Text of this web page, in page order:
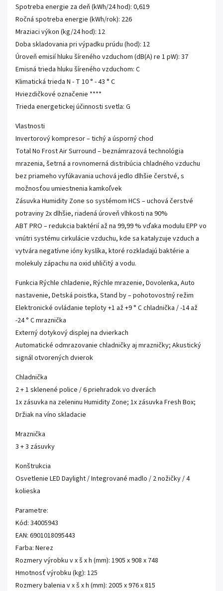
Spotreba energie za deň (kWh/24 hod): 0,619
Ročná spotreba energie (kWh/rok): 226
Mraziaci výkon (kg/24 hod): 12
Doba skladovania pri výpadku prúdu (hod): 12
Úroveň emisií hluku šíreného vzduchom (dB(A) re 1 pW): 37
Emisná trieda hluku šíreného vzduchom: C
Klimatická trieda N - T 10 ° - 43 ° C
Hviezdičkové označenie ****
Trieda energetickej účinnosti svetla: G
Vlastnosti
Invertorový kompresor – tichý a úsporný chod
Total No Frost Air Surround – beznámrazová technológia
mrazenia, šetrná a rovnomerná distribúcia chladného vzduchu
bez priameho vyfúkavania uchová jedlo dlhšie čerstvé, s
možnosťou umiestnenia kamkoľvek
Zásuvka Humidity Zone so systémom HCS – uchová čerstvé
potraviny 2x dlhšie, riadená úroveň vlhkosti na 90%
ABT PRO – redukcia baktérií až na 99,99 % vďaka modulu EPP vo
vnútri systému cirkulácie vzduchu, kde sa katalyzuje vzduch a
vytvára negatívne ióny kyslíka, ktoré rozkladajú baktérie a
molekuly zápachu na oxid uhličitý a vodu.
Funkcia Rýchle chladenie, Rýchle mrazenie, Dovolenka, Auto
nastavenie, Detská poistka, Stand by – pohotovostný režim
Elektronické ovládanie teploty +1 až +9 ° C chladnička / -14 až
-24 ° C mraznička
Externý dotykový displej na dvierkach
Automatické odmrazovanie chladničky aj mrazničky; Akustický
signál otvorených dvierok
Chladnička
2 + 1 sklenené police / 6 priehradok vo dverách
1x zásuvka na zeleninu Humidity Zone; 1x zásuvka Fresh Box;
Držiak na víno skladacie
Mraznička
3 + 3 zásuvky
Konštrukcia
Osvetlenie LED Daylight / Integrované madlo / 2 nožičky / 4
kolieska
Parametre:
Kód: 34005943
EAN: 6901018095443
Farba: Nerez
Rozmery výrobku v x š x h (mm): 1905 x 908 x 748
Hmotnosť výrobku (kg): 125
Rozmery balenia v x š x h (mm): 2005 x 976 x 815